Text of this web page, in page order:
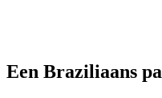
Een Braziliaans